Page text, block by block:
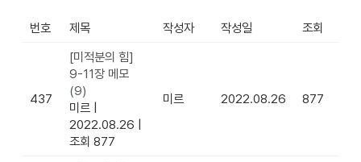
번호 제목 작성자 작성일 조회
437
[미적분의 힘]
9-11장 메모
(9)
미르
2022.08.26
조회 877
미르 2022.08.26 877